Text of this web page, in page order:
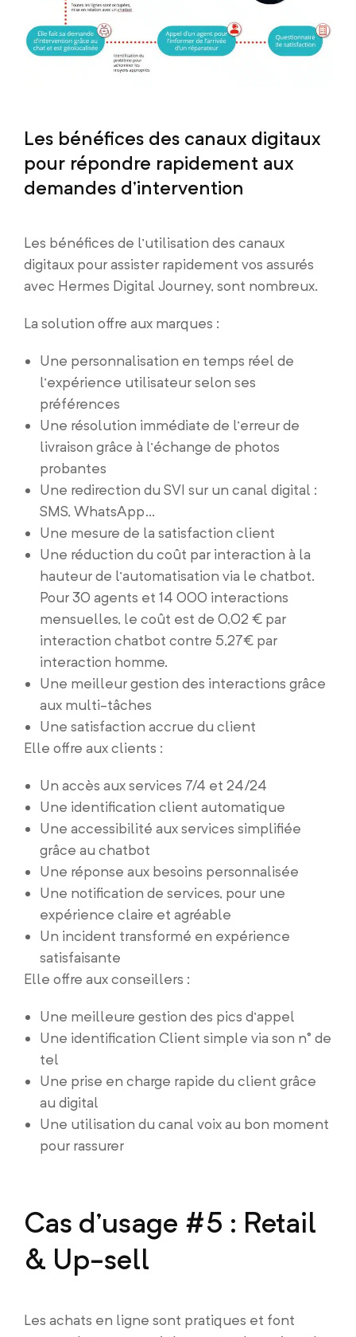
Les bénéfices des canaux digitaux
pour répondre rapidement aux
demandes d’intervention
Les bénéfices de l’utilisation des canaux
digitaux pour assister rapidement vos assurés
avec Hermes Digital Journey, sont nombreux.
La solution offre aux marques :
Une personnalisation en temps réel de
l’expérience utilisateur selon ses
préférences
Une résolution immédiate de l’erreur de
livraison grâce à l’échange de photos
probantes
Une redirection du SVI sur un canal digital :
SMS, WhatsApp…
Une mesure de la satisfaction client
Une réduction du coût par interaction à la
hauteur de l’automatisation via le chatbot.
Pour 30 agents et 14 000 interactions
mensuelles, le coût est de 0,02 € par
interaction chatbot contre 5,27€ par
interaction homme.
Une meilleur gestion des interactions grâce
aux multi-tâches
Une satisfaction accrue du client
Elle offre aux clients :
Un accès aux services 7/4 et 24/24
Une identification client automatique
Une accessibilité aux services simplifiée
grâce au chatbot
Une réponse aux besoins personnalisée
Une notification de services, pour une
expérience claire et agréable
Un incident transformé en expérience
satisfaisante
Elle offre aux conseillers :
Une meilleure gestion des pics d’appel
Une identification Client simple via son n° de
tel
Une prise en charge rapide du client grâce
au digital
Une utilisation du canal voix au bon moment
pour rassurer
Cas d’usage #5 : Retail
& Up-sell
Les achats en ligne sont pratiques et font